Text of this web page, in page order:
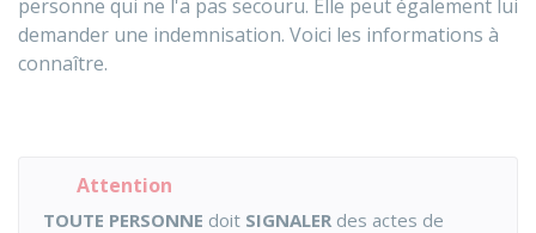
personne qui ne l'a pas secouru. Elle peut également lui
demander une indemnisation. Voici les informations à
connaître.
Attention
TOUTE PERSONNE doit SIGNALER des actes de